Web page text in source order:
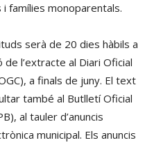
famílies monoparentals.
serà de 20 dies hàbils a
de l’extracte al Diari Oficial
a finals de juny. El text
també al Butlletí Oficial
al tauler d’anuncis
municipal. Els anuncis